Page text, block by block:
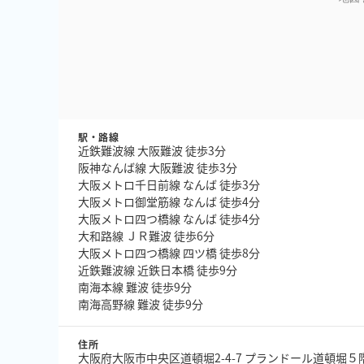
駅・路線
近鉄難波線 大阪難波 徒歩3分
阪神なんば線 大阪難波 徒歩3分
大阪メトロ千日前線 なんば 徒歩3分
大阪メトロ御堂筋線 なんば 徒歩4分
大阪メトロ四つ橋線 なんば 徒歩4分
大和路線 ＪＲ難波 徒歩6分
大阪メトロ四つ橋線 四ツ橋 徒歩8分
近鉄難波線 近鉄日本橋 徒歩9分
南海本線 難波 徒歩9分
南海高野線 難波 徒歩9分
住所
大阪府大阪市中央区道頓堀2-4-7 プランドール道頓堀５